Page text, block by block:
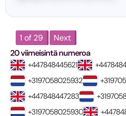
1 of 29
Next
20 viimeisintä numeroa
+447848445621
+3197058025932
+447848447283
+3197058025930